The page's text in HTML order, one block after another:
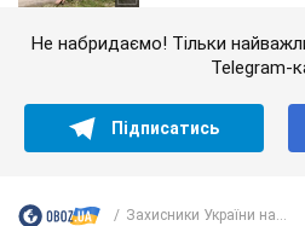
Не набридаємо! Тільки
Telegram-
Підписатись
Захисники України на...